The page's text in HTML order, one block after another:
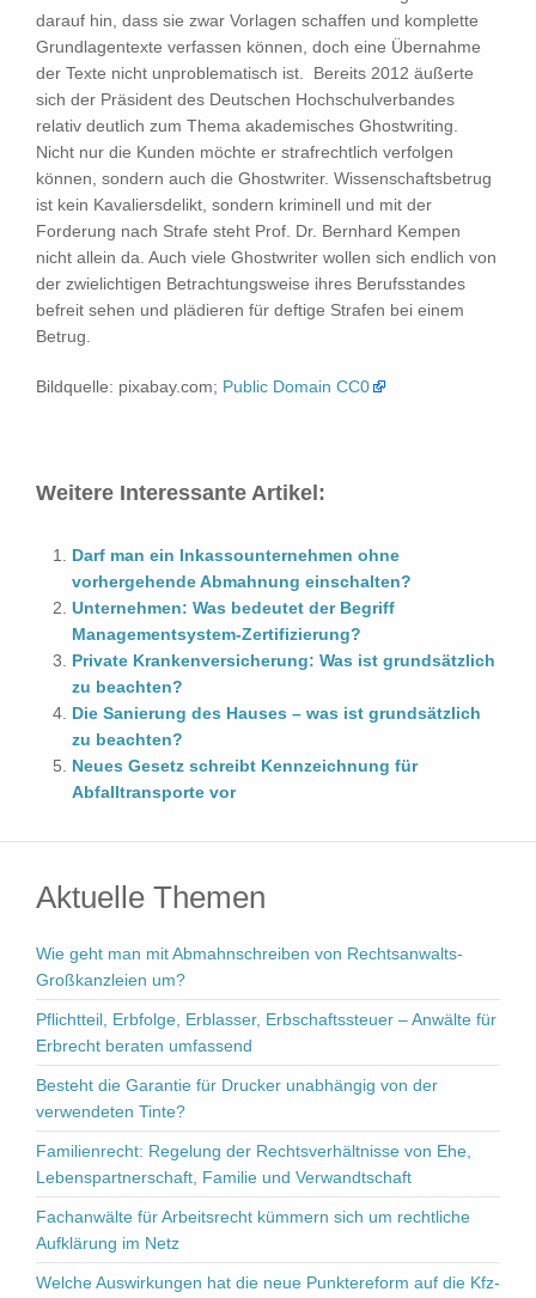
darauf hin, dass sie zwar Vorlagen schaffen und komplette
Grundlagentexte verfassen können, doch eine Übernahme
der Texte nicht unproblematisch ist. Bereits 2012 äußerte
sich der Präsident des Deutschen Hochschulverbandes
relativ deutlich zum Thema akademisches Ghostwriting.
Nicht nur die Kunden möchte er strafrechtlich verfolgen
können, sondern auch die Ghostwriter. Wissenschaftsbetrug
ist kein Kavaliersdelikt, sondern kriminell und mit der
Forderung nach Strafe steht Prof. Dr. Bernhard Kempen
nicht allein da. Auch viele Ghostwriter wollen sich endlich von
der zwielichtigen Betrachtungsweise ihres Berufsstandes
befreit sehen und plädieren für deftige Strafen bei einem
Betrug.
Bildquelle: pixabay.com; Public Domain CC0
Weitere Interessante Artikel:
Darf man ein Inkassounternehmen ohne
vorhergehende Abmahnung einschalten?
Unternehmen: Was bedeutet der Begriff
Managementsystem-Zertifizierung?
Private Krankenversicherung: Was ist grundsätzlich
zu beachten?
Die Sanierung des Hauses – was ist grundsätzlich
zu beachten?
Neues Gesetz schreibt Kennzeichnung für
Abfalltransporte vor
Aktuelle Themen
Wie geht man mit Abmahnschreiben von Rechtsanwalts-
Großkanzleien um?
Pflichtteil, Erbfolge, Erblasser, Erbschaftssteuer – Anwälte für
Erbrecht beraten umfassend
Besteht die Garantie für Drucker unabhängig von der
verwendeten Tinte?
Familienrecht: Regelung der Rechtsverhältnisse von Ehe,
Lebenspartnerschaft, Familie und Verwandtschaft
Fachanwälte für Arbeitsrecht kümmern sich um rechtliche
Aufklärung im Netz
Welche Auswirkungen hat die neue Punktereform auf die Kfz-